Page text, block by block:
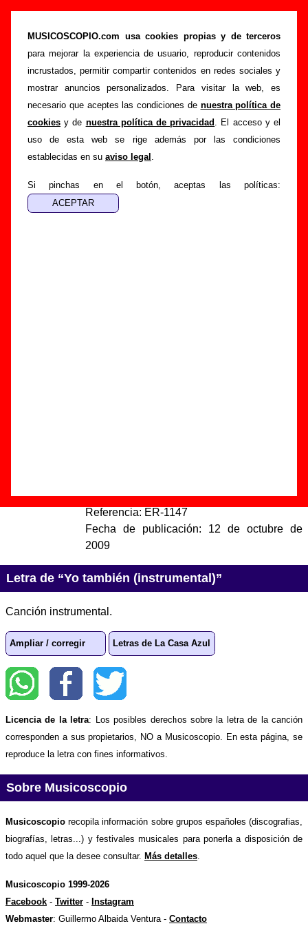
MUSICOSCOPIO.com usa cookies propias y de terceros
para mejorar la experiencia de usuario, reproducir contenidos
incrustados, permitir compartir contenidos en redes sociales y
mostrar anuncios personalizados. Para visitar la web, es
necesario que aceptes las condiciones de nuestra política de
cookies y de nuestra política de privacidad . El acceso y el
uso de esta web se rige además por las condiciones
establecidas en su aviso legal .
Si pinchas en el botón, aceptas las políticas:
“Yo también (instrumental)”, canción de La
Casa Azul (Letra e información)
Portada >La Casa Azul >Canciones
Yo también (instrumental)
Esta página pretende recopilar todo tipo de información
sobre lacanción "Yo también (instrumental)
" interpretada
La Casa Azul. Además de su letra, también aparecerá
información sobre el autor o los autores, sobre los discos en
los que está incluido este tema, sobre la grabación del
mismo, sobre versiones a cargo de otros grupos... Si
encuentras errores o tienes información adicional, puedes
Discográfica(s):Elefant Records-
Referencia: ER-1147
Fecha de publicación: 12 de octubre de
2009
Letra de “Yo también (instrumental)”
Canción instrumental.
Ampliar / corregir Letras de La Casa Azul
Licencia de la letra: Los posibles derechos sobre la letra de la canción
corresponden a sus propietarios, NO a Musicoscopio. En esta página, se
reproduce la letra con fines informativos.
Sobre Musicoscopio
Musicoscopio recopila información sobre grupos españoles (discografias,
biografías, letras...) y festivales musicales para ponerla a disposición de
todo aquel que la desee consultar. Más detalles
Musicoscopio 1999-2026
Facebook - Twitter - Instagram
Webmaster: Guillermo Albaida Ventura - Contacto